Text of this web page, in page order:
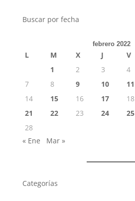
Buscar por fecha
febrero 2022
L M X J V
1
2 3 4
7
8 9 10 11
14
15 16 17 18
21
22 23 24 25
28
« Ene
Mar »
Categorías